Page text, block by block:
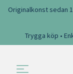
Originalkonst sedan
Trygga köp •